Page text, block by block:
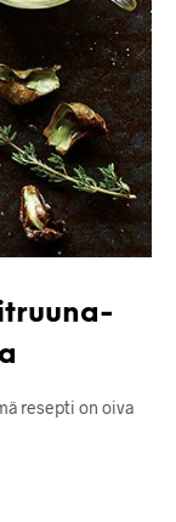
resepti on oiva